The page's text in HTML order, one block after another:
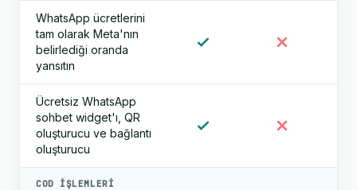
WhatsApp ücretlerini
tam olarak Meta'nın
belirlediği oranda
yansıtın
Ücretsiz WhatsApp
sohbet widget'ı, QR
oluşturucu ve bağlantı
oluşturucu
COD IŞLEMLERI